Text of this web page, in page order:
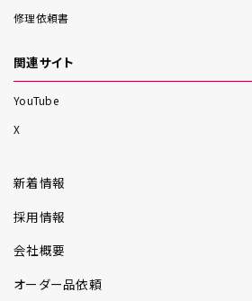
修理依頼書
関連サイト
YouTube
X
新着情報
採用情報
会社概要
オーダー品依頼